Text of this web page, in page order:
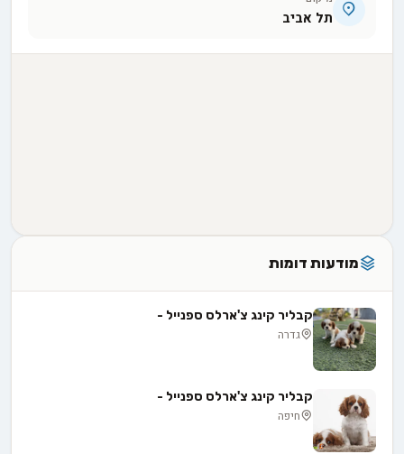
תל אביב
מודעות דומות
קבליר קינג צ'ארלס ספנייל -
גדרה
קבליר קינג צ'ארלס ספנייל -
חיפה